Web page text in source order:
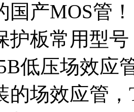
国产MOS管！
护板常用型
低压场效应
的场效应管